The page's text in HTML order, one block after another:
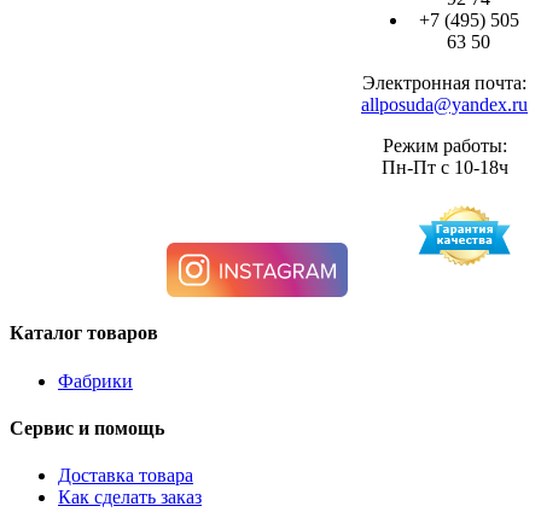
+7 (495) 505
63 50
Электронная почта:
allposuda@yandex.ru
Режим работы:
Пн-Пт с 10-18ч
Каталог товаров
Фабрики
Сервис и помощь
Доставка товара
Как сделать заказ